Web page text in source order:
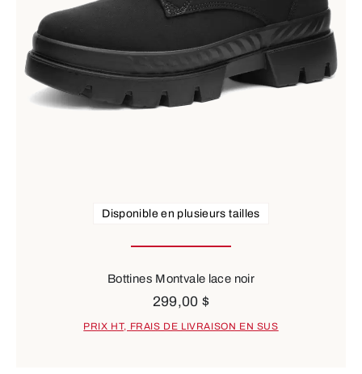
Disponible en plusieurs tailles
Bottines Montvale lace noir
299,00 $
PRIX HT, FRAIS DE LIVRAISON EN SUS